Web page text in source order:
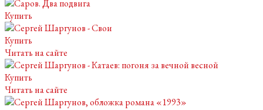
Купить
Купить
Читать на сайте
Купить
Читать на сайте